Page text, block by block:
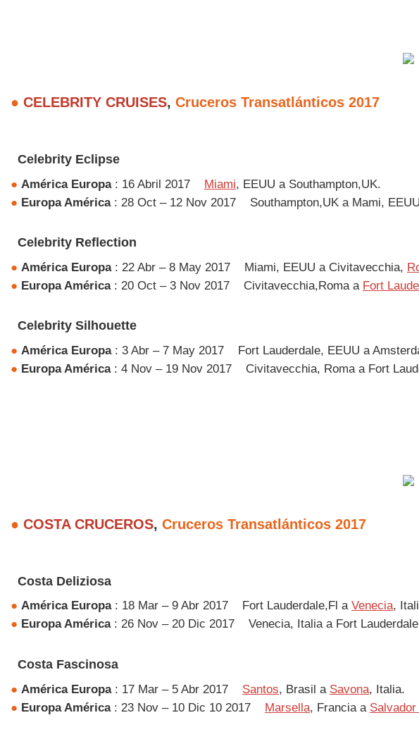
● CELEBRITY CRUISES, Cruceros Transatlánticos 2017
Celebrity Eclipse
● América Europa: 16 Abril 2017 Miami, EEUU a Southampton,UK.
● Europa América: 28 Oct – 12 Nov 2017 Southampton,UK a Mami,
Celebrity Reflection
● América Europa: 22 Abr – 8 May 2017 Miami, EEUU a Civitavecchia,
● Europa América: 20 Oct – 3 Nov 2017 Civitavecchia,Roma a Fort
Celebrity Silhouette
● América Europa: 3 Abr – 7 May 2017
Fort Lauderdale, EEUU a
● Europa América: 4 Nov – 19 Nov 2017 Civitavecchia, Roma a Fort
● COSTA CRUCEROS, Cruceros Transatlánticos 2017
Costa Deliziosa
● América Europa: 18 Mar – 9 Abr 2017 Fort Lauderdale,Fl a Venecia,
● Europa América: 26 Nov – 20 Dic 2017 Venecia, Italia a Fort
Costa Fascinosa
● América Europa: 17 Mar – 5 Abr 2017 Santos, Brasil a Savona, Italia.
● Europa América: 23 Nov – 10 Dic 10 2017 Marsella, Francia a